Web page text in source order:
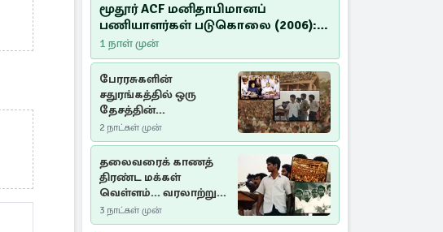
மூதூர் ACF மனிதாபிமானப்
பணியாளர்கள் படுகொலை (2006):
20 ஆண்டுகளாகியும் நீதி
மறுக்கப்பட்ட மனிதாபிமானப்
பேரவலம்
1 நாள் முன்
பேரரசுகளின்
சதுரங்கத்தில் ஒரு
தேசத்தின்
தீர்க்கதரிசனம் :
சுதுமலை பிரகடனம்
ஒரு வரலாற்றுப் பாடம்
2 நாட்கள் முன்
தலைவரைக் காணத்
திரண்ட மக்கள்
வெள்ளம்... வரலாற்றுச்
சிறப்புமிக்க சுதுமலைப்
பிரகடனம்…
3 நாட்கள் முன்